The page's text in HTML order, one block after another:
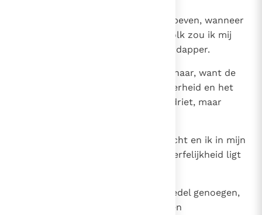
Vreeswekkende vorsten zouden beven, wanneer
zij van mij hoorden. Onder het volk zou ik mij
vriendelijk tonen en in de oorlog dapper.
Thuis gekomen zou ik rusten bij haar, want de
omgang met haar kent geen bitterheid en het
samenwonen met haar geen verdriet, maar
Toen ik dit bij mijzelf had overdacht en ik in mijn
hart had overwogen, dat er onsterfelijkheid ligt
in de vriendschap met haar een edel genoegen,
in de werken van haar handen een